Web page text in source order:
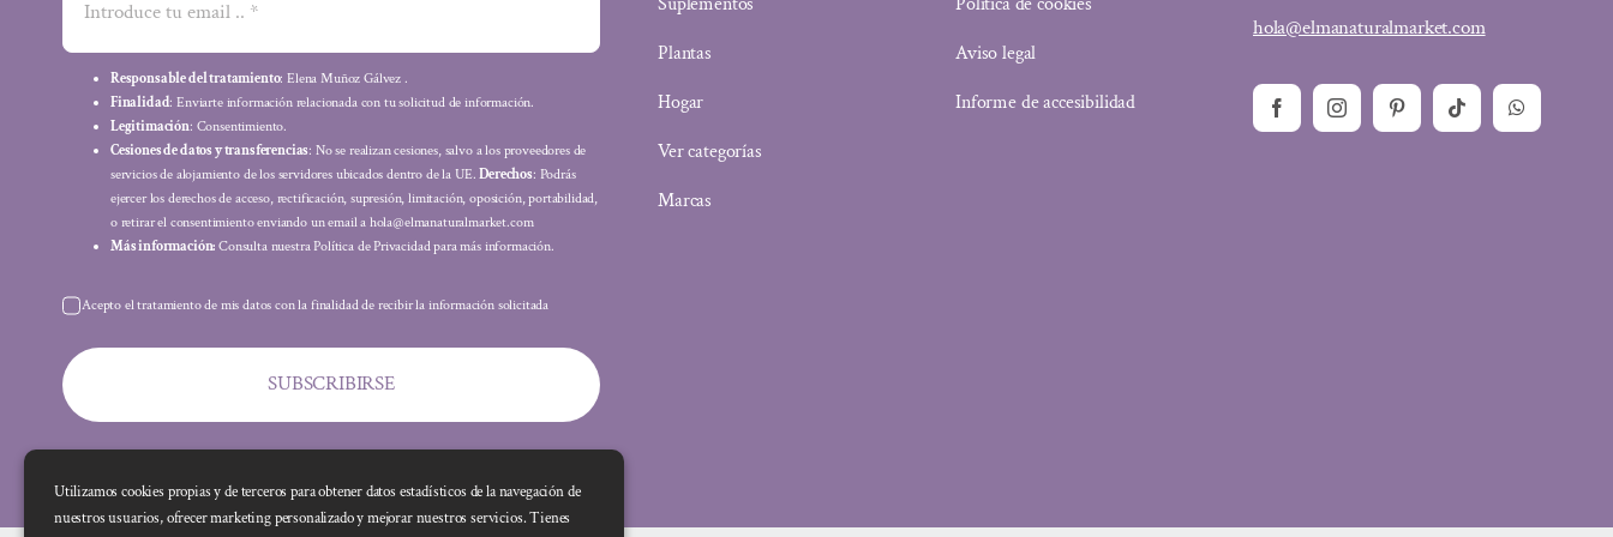
Responsable del tratamiento: Elena Muñoz Gálvez .
Finalidad: Enviarte información relacionada con tu solicitud de información.
Legitimación: Consentimiento.
Cesiones de datos y transferencias: No se realizan cesiones, salvo a los proveedores de
servicios de alojamiento de los servidores ubicados dentro de la UE.Derechos: Podrás
ejercer los derechos de acceso, rectificación, supresión, limitación, oposición, portabilidad,
o retirar el consentimiento enviando un email a hola@elmanaturalmarket.com
Más información: Consulta nuestra Política de Privacidad para más información.
Acepto el tratamiento de mis datos con la finalidad de recibir la información solicitada
SUBSCRIBIRSE
Plantas
Hogar
Ver categorías
Marcas
Aviso legal
Informe de accesibilidad
hola@elmanaturalmarket.com
Utilizamos cookies propias y de terceros para obtener datos estadísticos de la navegación de
nuestros usuarios, ofrecer marketing personalizado y mejorar nuestros servicios. Tienes